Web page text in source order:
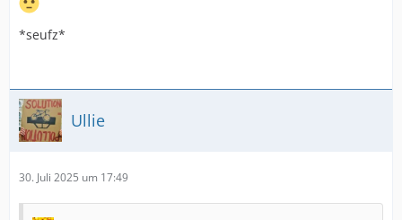
*seufz*
Ullie
30. Juli 2025 um 17:49